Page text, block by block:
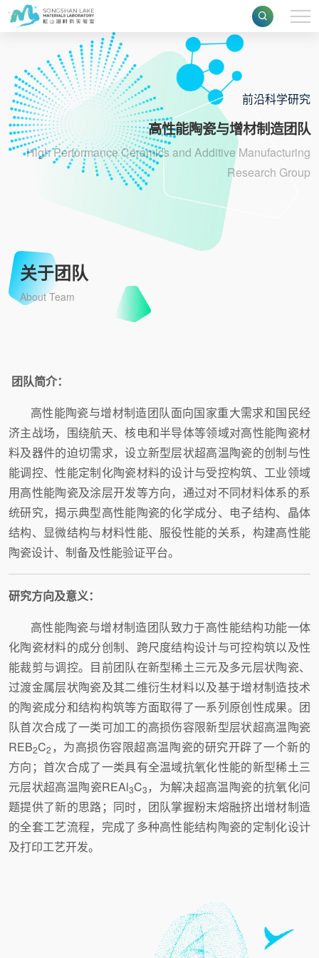
前沿科学研究
高性能陶瓷与增材制造团队
High Performance Ceramics and Additive Manufacturing
Research Group
关于团队
About Team
团队简介：
高性能陶瓷与增材制造团队面向国家重大需求和国民经
济主战场，围绕航天、核电和半导体等领域对高性能陶瓷材
料及器件的迫切需求，设立新型层状超高温陶瓷的创制与性
能调控、性能定制化陶瓷材料的设计与受控构筑、工业领域
用高性能陶瓷及涂层开发等方向，通过对不同材料体系的系
统研究，揭示典型高性能陶瓷的化学成分、电子结构、晶体
结构、显微结构与材料性能、服役性能的关系，构建高性能
陶瓷设计、制备及性能验证平台。
研究方向及意义：
高性能陶瓷与增材制造团队致力于高性能结构功能一体
化陶瓷材料的成分创制、跨尺度结构设计与可控构筑以及性
能裁剪与调控。目前团队在新型稀土三元及多元层状陶瓷、
过渡金属层状陶瓷及其二维衍生材料以及基于增材制造技术
的陶瓷成分和结构构筑等方面取得了一系列原创性成果。团
队首次合成了一类可加工的高损伤容限新型层状超高温陶瓷
REB2C2 ，为高损伤容限超高温陶瓷的研究开辟了一个新的
方向；首次合成了一类具有全温域抗氧化性能的新型稀土三
元层状超高温陶瓷REAl3C3 ，为解决超高温陶瓷的抗氧化问
题提供了新的思路；同时，团队掌握粉末熔融挤出增材制造
的全套工艺流程，完成了多种高性能结构陶瓷的定制化设计
及打印工艺开发。